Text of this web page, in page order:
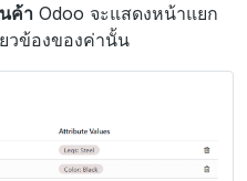
ค้า Odoo จะแสดงหน้าแยก
วข้องของค่านั้น